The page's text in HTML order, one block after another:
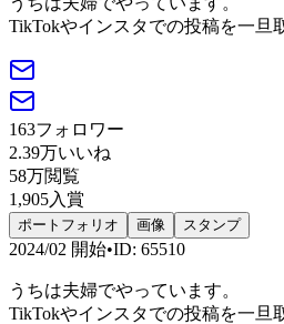
TikTokやインスタでの投稿を一旦
163フォロワー
2.39万いいね
58万閲覧
1,905入賞
ポートフォリオ 画像 スタンプ
2024/02 開始•ID: 65510
うちは夫婦でやっています。
TikTokやインスタでの投稿を一旦